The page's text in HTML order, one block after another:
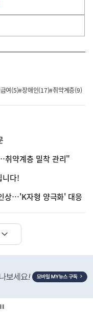
여(5)#장애인(17)#취약계층(9)
취약계층 밀착 관리"
니다!
상…'K자형 양극화' 대응